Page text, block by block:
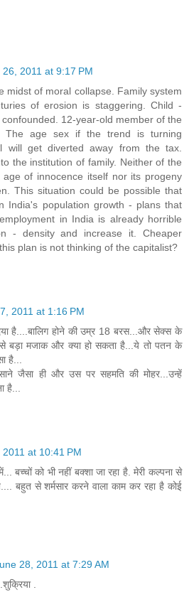
26, 2011 at 9:17 PM
midst of moral collapse. Family system
of erosion is staggering. Child -
12-year-old member of the
The age sex if the trend is turning
will get diverted away from the tax.
the institution of family. Neither of the
of innocence itself nor its progeny
This situation could be possible that
India's population growth - plans that
in India is already horrible
- density and increase it. Cheaper
plan is not thinking of the capitalist?
2011 at 1:16 PM
है....बालिग होने की उम्र 18 बरस...और सेक्स के
बड़ा मजाक और क्या हो सकता है...ये तो पतन के
है...
जैसा ही और उस पर सहमति की मोहर...उन्हें
है...
at 10:41 PM
बच्चों को भी नहीं बक्शा जा रहा है. मेरी कल्पना से
बहुत से शर्मसार करने वाला काम कर रहा है कोई
28, 2011 at 7:29 AM
.